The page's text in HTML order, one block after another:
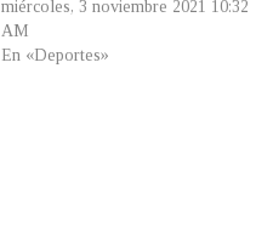
miércoles, 3 noviembre 2021 10:32
AM
En «Deportes»